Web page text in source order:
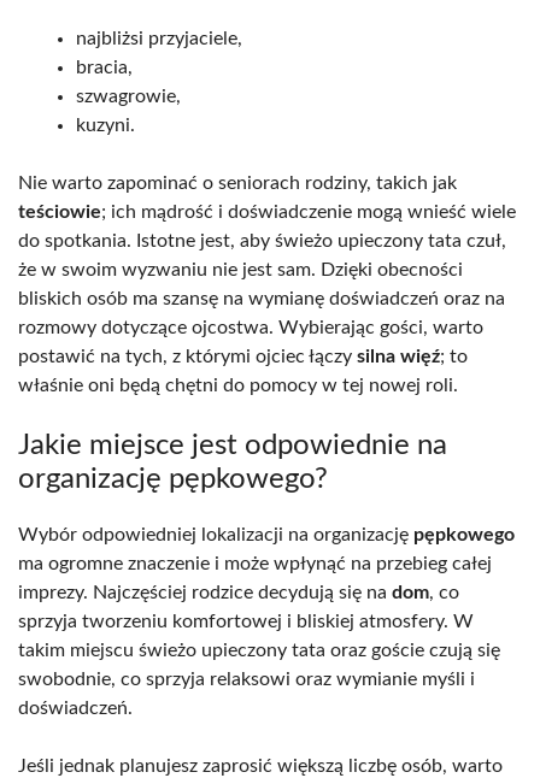
najbliżsi przyjaciele,
bracia,
szwagrowie,
kuzyni.
Nie warto zapominać o seniorach rodziny, takich jak
teściowie; ich mądrość i doświadczenie mogą wnieść wiele
do spotkania. Istotne jest, aby świeżo upieczony tata czuł,
że w swoim wyzwaniu nie jest sam. Dzięki obecności
bliskich osób ma szansę na wymianę doświadczeń oraz na
rozmowy dotyczące ojcostwa. Wybierając gości, warto
postawić na tych, z którymi ojciec łączy silna więź; to
właśnie oni będą chętni do pomocy w tej nowej roli.
Jakie miejsce jest odpowiednie na
organizację pępkowego?
Wybór odpowiedniej lokalizacji na organizację pępkowego
ma ogromne znaczenie i może wpłynąć na przebieg całej
imprezy. Najczęściej rodzice decydują się na dom, co
sprzyja tworzeniu komfortowej i bliskiej atmosfery. W
takim miejscu świeżo upieczony tata oraz goście czują się
swobodnie, co sprzyja relaksowi oraz wymianie myśli i
doświadczeń.
Jeśli jednak planujesz zaprosić większą liczbę osób, warto